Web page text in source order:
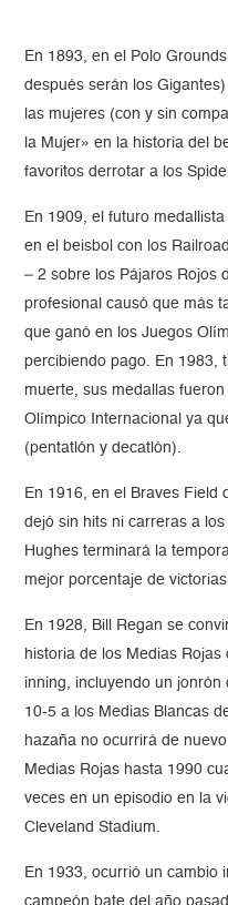
En 1893, en el Polo
después serán los
las mujeres (con y sin
la Mujer» en la historia del
favoritos derrotar a los
En 1909, el futuro
en el beisbol con los
– 2 sobre los Pájaros Rojos
profesional causó que más
que ganó en los Juegos
percibiendo pago. En 1983,
muerte, sus medallas
Olímpico Internacional ya
(pentatlón y decatlón).
En 1916, en el Braves Field
dejó sin hits ni carreras a
Hughes terminará la
mejor porcentaje de
En 1928, Bill Regan se
historia de los Medias
inning, incluyendo un
10-5 a los Medias Blancas
hazaña no ocurrirá de
Medias Rojas hasta 1990
veces en un episodio en la
Cleveland Stadium.
En 1933, ocurrió un cambio
campeón bate del año